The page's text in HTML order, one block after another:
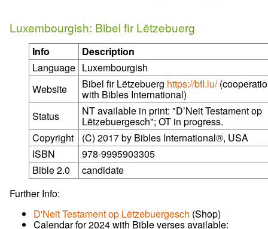
Luxembourgish: Bibel fir Lëtzebuerg
Info
Description
Language Luxembourgish
Website
Bibel fir Lëtzebuerg https://bfl.lu/
with Bibles International)
Status
NT available in print: "D’Neit Testament op
Lëtzebuergesch"; OT in progress.
Copyright
(C) 2017 by Bibles International®, USA
ISBN
978-9995903305
Bible 2.0
candidate
Further Info:
D'Neit Testament op Lëtzebuergesch (Shop)
Calendar for 2024 with Bible verses available: